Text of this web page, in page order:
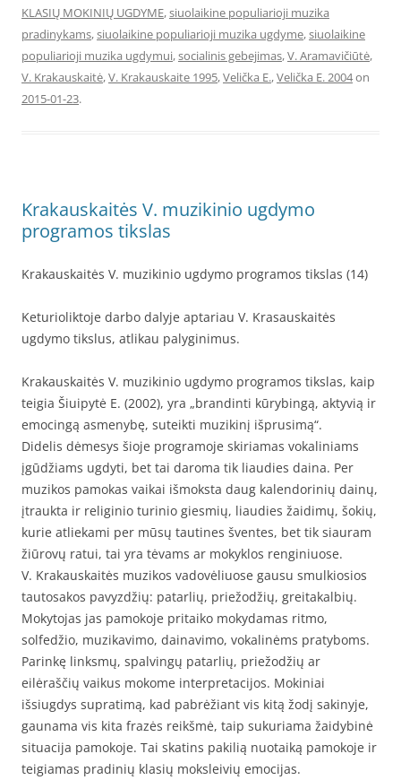
KLASIŲ MOKINIŲ UGDYME,siuolaikine populiarioji muzika
pradinykams,siuolaikine populiarioji muzika ugdyme,siuolaikine
populiarioji muzika ugdymui,socialinis gebejimas,V. Aramavičiūtė,
V. Krakauskaitė,V. Krakauskaite 1995,Velička E.,Velička E. 2004on
2015-01-23.
Krakauskaitės V. muzikinio ugdymo
programos tikslas
Krakauskaitės V. muzikinio ugdymo programos tikslas (14)
Keturioliktoje darbo dalyje aptariau V. Krasauskaitės
ugdymo tikslus, atlikau palyginimus.
Krakauskaitės V. muzikinio ugdymo programos tikslas, kaip
teigia Šiuipytė E. (2002), yra „brandinti kūrybingą, aktyvią ir
emocingą asmenybę, suteikti muzikinį išprusimą“.
Didelis dėmesys šioje programoje skiriamas vokaliniams
įgūdžiams ugdyti, bet tai daroma tik liaudies daina. Per
muzikos pamokas vaikai išmoksta daug kalendorinių dainų,
įtraukta ir religinio turinio giesmių, liaudies žaidimų, šokių,
kurie atliekami per mūsų tautines šventes, bet tik siauram
žiūrovų ratui, tai yra tėvams ar mokyklos renginiuose.
V. Krakauskaitės muzikos vadovėliuose gausu smulkiosios
tautosakos pavyzdžių: patarlių, priežodžių, greitakalbių.
Mokytojas jas pamokoje pritaiko mokydamas ritmo,
solfedžio, muzikavimo, dainavimo, vokalinėms pratyboms.
Parinkę linksmų, spalvingų patarlių, priežodžių ar
eilėraščių vaikus mokome interpretacijos. Mokiniai
išsiugdys supratimą, kad pabrėžiant vis kitą žodį sakinyje,
gaunama vis kita frazės reikšmė, taip sukuriama žaidybinė
situacija pamokoje. Tai skatins pakilią nuotaiką pamokoje ir
teigiamas pradinių klasių moksleivių emocijas.